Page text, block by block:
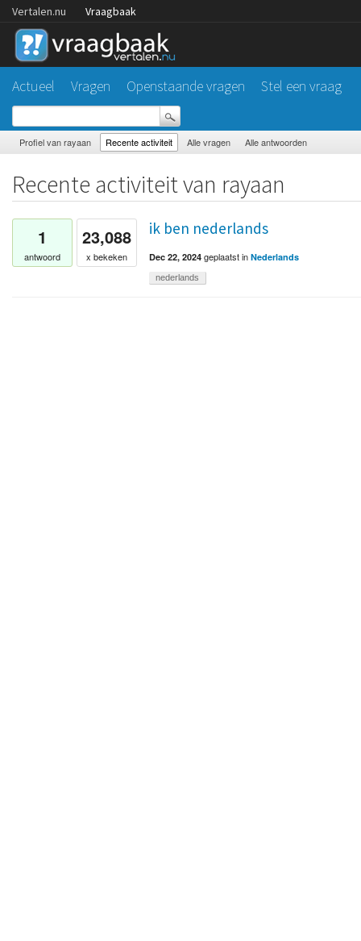
Vertalen.nu Vraagbaak
Actueel Vragen Openstaande vragen Stel een vraag
Profiel van rayaan Recente activiteit Alle vragen Alle antwoorden
Recente activiteit van rayaan
1
antwoord
23,088
x bekeken
ik ben nederlands
Dec 22, 2024 geplaatstin Nederlands
nederlands